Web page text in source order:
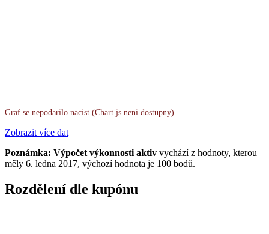
Graf se nepodarilo nacist (Chart.js neni dostupny).
Zobrazit více dat
Poznámka: Výpočet výkonnosti aktiv vychází z hodnoty, kterou
měly 6. ledna 2017, výchozí hodnota je 100 bodů.
Rozdělení dle kupónu